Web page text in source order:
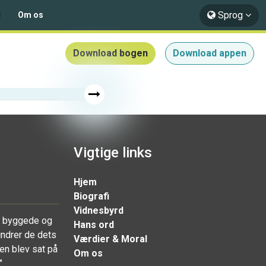
Om os Sprog
Download bogen Download appen
og
de dets
blev sat på
Vigtige links
Hjem
Biografi
Vidnesbyrd
Hans ord
Værdier & Moral
Om os